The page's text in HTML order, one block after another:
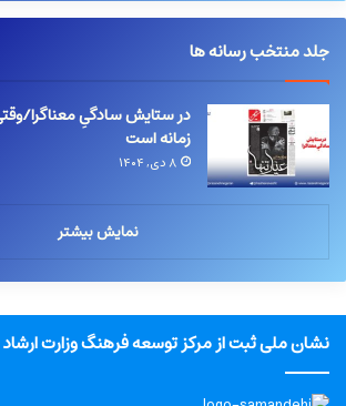
جلد منتخب رسانه ها
در ستایش سادگیِ معناگرا/
زمانه است
۸ دی, ۱۴۰۴
نمایش بیشتر
نشان ملی ثبت از مرکز توسعه فرهنگ وزارت ارشاد